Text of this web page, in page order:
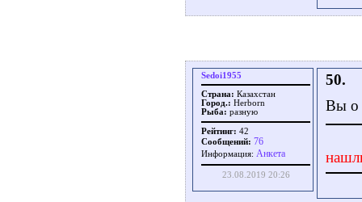
Sedoi1955
Страна: Казахстан
Город.: Herborn
Рыба: разную
Рейтинг: 42
Сообщений: 76
Информация: Aнкета
23.08.2019 20:26
50.
Вы о